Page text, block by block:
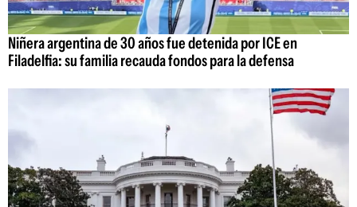
Niñera argentina de 30 años fue detenida por ICE en
Filadelfia: su familia recauda fondos para la defensa